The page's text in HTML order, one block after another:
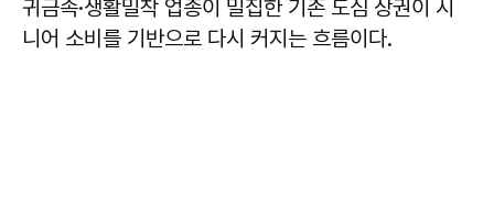
귀금속·생활밀착 업종이 밀집한 기존 도심 상권이 시
니어 소비를 기반으로 다시 커지는 흐름이다.